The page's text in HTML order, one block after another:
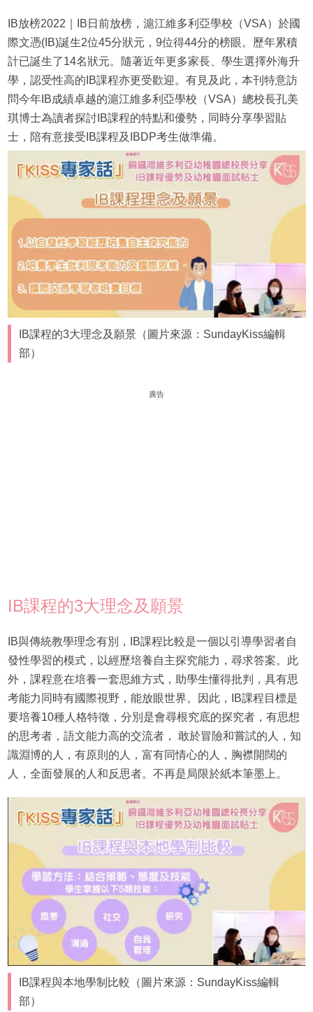
IB放榜2022｜IB日前放榜，滬江維多利亞學校（VSA）於國
際文憑(IB)誕生2位45分狀元，9位得44分的榜眼。歷年累積
計已誕生了14名狀元。隨著近年更多家長、學生選擇外海升
學，認受性高的IB課程亦更受歡迎。有見及此，本刊特意訪
問今年IB成績卓越的滬江維多利亞學校（VSA）總校長孔美
琪博士為讀者探討IB課程的特點和優勢，同時分享學習貼
士，陪有意接受IB課程及IBDP考生做準備。
IB課程的3大理念及願景（圖片來源：SundayKiss編輯
部）
廣告
IB課程的3大理念及願景
IB與傳統教學理念有別，IB課程比較是一個以引導學習者自
發性學習的模式，以經歷培養自主探究能力，尋求答案。此
外，課程意在培養一套思維方式，助學生懂得批判，具有思
考能力同時有國際視野，能放眼世界。因此，IB課程目標是
要培養10種人格特徵，分別是會尋根究底的探究者，有思想
的思考者，語文能力高的交流者， 敢於冒險和嘗試的人，知
識淵博的人，有原則的人，富有同情心的人，胸襟開闊的
人，全面發展的人和反思者。不再是局限於紙本筆墨上。
IB課程與本地學制比較（圖片來源：SundayKiss編輯
部）